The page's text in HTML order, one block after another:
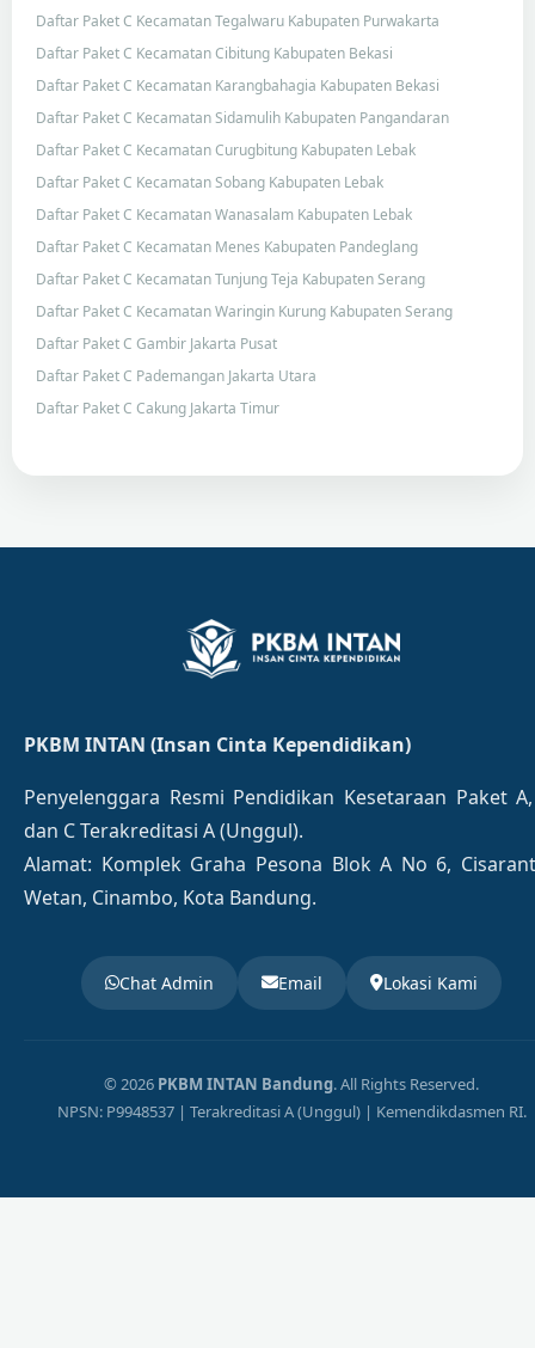
Daftar Paket C Kecamatan Tegalwaru Kabupaten Purwakarta
Daftar Paket C Kecamatan Cibitung Kabupaten Bekasi
Daftar Paket C Kecamatan Karangbahagia Kabupaten Bekasi
Daftar Paket C Kecamatan Sidamulih Kabupaten Pangandaran
Daftar Paket C Kecamatan Curugbitung Kabupaten Lebak
Daftar Paket C Kecamatan Sobang Kabupaten Lebak
Daftar Paket C Kecamatan Wanasalam Kabupaten Lebak
Daftar Paket C Kecamatan Menes Kabupaten Pandeglang
Daftar Paket C Kecamatan Tunjung Teja Kabupaten Serang
Daftar Paket C Kecamatan Waringin Kurung Kabupaten Serang
Daftar Paket C Gambir Jakarta Pusat
Daftar Paket C Pademangan Jakarta Utara
Daftar Paket C Cakung Jakarta Timur
PKBM INTAN (Insan Cinta Kependidikan)
Penyelenggara Resmi Pendidikan Kesetaraan Paket
dan C Terakreditasi A (Unggul).
Alamat: Komplek Graha Pesona Blok A No 6,
Wetan, Cinambo, Kota Bandung.
Chat Admin Email Lokasi Kami
© 2026 PKBM INTAN Bandung. All Rights Reserved.
NPSN: P9948537 | Terakreditasi A (Unggul) | Kemendikdasmen RI.